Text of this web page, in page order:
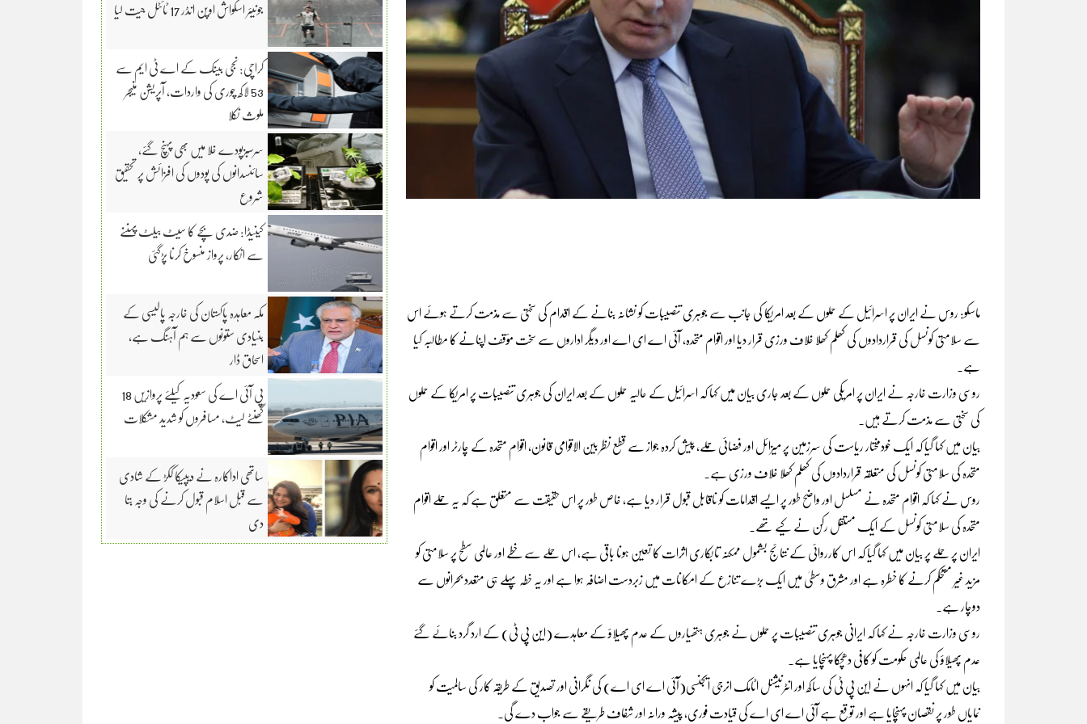
ماسکو: روس نے ایران پر اسرائیل کے حملوں کے بعد امریکا کی جانب سے جوہری تنصیبات کو نشانہ بنانے کے اقدام کی سختی سے مذمت کرتے ہوئے اس
سے سلامتی کونسل کی قراردادوں کی کھلم کھلا خلاف ورزی قرار دیا اور اقوام متحدہ، آئی اے ای اے اور دیگر اداروں سے سخت مؤقف اپنانے کا مطالبہ کیا
ہے۔
روسی وزارت خارجہ نے ایران پر امریکی حملوں کے بعد جاری بیان میں کہا کہ اسرائیل کے حالیہ حملوں کے بعد ایران کی جوہری تنصیبات پر امریکا کے حملوں
کی سختی سے مذمت کرتے ہیں۔
بیان میں کہا گیا کہ ایک خودمختار ریاست کی سرزمین پر میزائل اور فضائی حملے، پیش کردہ جواز سے قطع نظر بین الاقوامی قانون، اقوام متحدہ کے چارٹر اور اقوام
متحدہ کی سلامتی کونسل کی متعلقہ قراردادوں کی کھلم کھلا خلاف ورزی ہے۔
روس نے کہا کہ اقوام متحدہ نے مسلسل اور واضح طور پر ایسے اقدامات کو ناقابل قبول قرار دیا ہے، خاص طور پر اس حقیقت سے متعلق ہے کہ یہ حملے اقوام
متحدہ کی سلامتی کونسل کے ایک مستقل رکن نے کیے تھے۔
ایران پر حملے پر بیان میں کہا گیا کہ اس کارروائی کے نتائج بشمول ممکنہ تابکاری اثرات کا تعین ہونا باقی ہے، اس حملے سے خطے اور عالمی سطح پر سلامتی کو
مزید غیر مستحکم کرنے کا خطرہ ہے اور مشرق وسطیٰ میں ایک بڑے تنازع کے امکانات میں زبردست اضافہ ہوا ہے اور یہ خطہ پہلے ہی متعدد بحرانوں سے
دوچار ہے۔
روسی وزارت خارجہ نے کہا کہ ایرانی جوہری تنصیبات پر حملوں نے جوہری ہتھیاروں کے عدم پھیلاؤ کے معاہدے (این پی ٹی) کے ارد گرد بنائے گئے
عدم پھیلاؤ کی عالمی حکومت کو کافی دھچکا پہنچایا ہے۔
بیان میں کہا گیا کہ انہوں نے این پی ٹی کی ساکھ اور انٹرنیشنل اٹامک انرجی ایجنسی(آئی اے ای اے) کی نگرانی اور تصدیق کے طریقہ کار کی سالمیت کو
نمایاں طور پر نقصان پہنچایا ہے اور توقع ہے آئی اے ای اے کی قیادت فوری، پیشہ ورانہ اور شفاف طریقے سے جواب دے گی۔
جونیئر اسکواش اوپن انڈر 17 ٹائٹل جیت لیا
کراچی: نجی بینک کے اے ٹی ایم سے
53 لاکھ چوری کی واردات، آپریشن منیجر
ملوث نکلا
سرسبزپودے خلا میں بھی پہنچ گئے،
سائنسدانوں کی پودوں کی افزائش پر تحقیق
شروع
کینیڈا: ضدی بچے کا سیٹ بیلٹ پہننے
سے انکار، پرواز منسوخ کرنا پڑگئی
مکہ معاہدہ پاکستان کی خارجہ پالیسی کے
بنیادی ستونوں سے ہم آہنگ ہے،
اسحاق ڈار
پی آئی اے کی سعودیہ کیلئے پروازیں 18
گھنٹے لیٹ، مسافروں کو شدید مشکلات
ساتھی اداکارہ نے دیپیکا ککڑ کے شادی
سے قبل اسلام قبول کرنے کی وجہ بتا
دی